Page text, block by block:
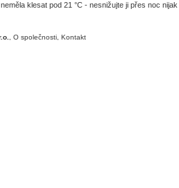
klesat pod 21 °C - nesnižujte ji přes noc nijak
O společnosti Kontakt